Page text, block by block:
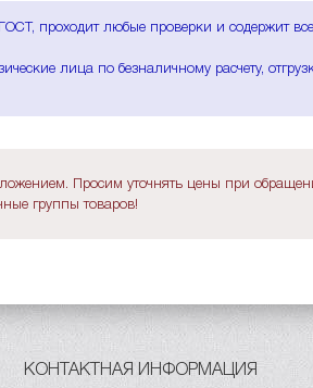
проходит любые проверки и содержит
лица по безналичному расчету,
Просим уточнять цены при
группы товаров!
КОНТАКТНАЯ ИНФОРМАЦИЯ